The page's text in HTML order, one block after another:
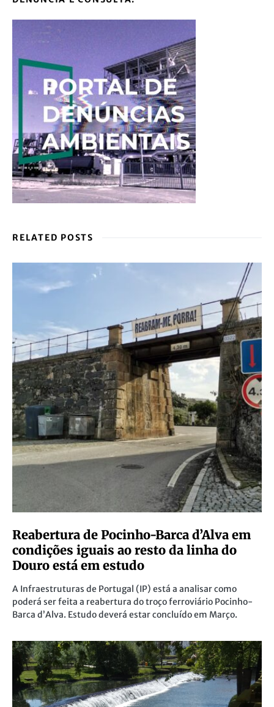
RELATED POSTS
Reabertura de Pocinho-Barca d’Alva em
condições iguais ao resto da linha do
Douro está em estudo
A Infraestruturas de Portugal (IP) está a analisar como
poderá ser feita a reabertura do troço ferroviário Pocinho-
Barca d’Alva. Estudo deverá estar concluído em Março.